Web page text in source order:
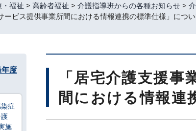
・福祉 > 高齢者福祉 > 介護指導班からの各種お知らせ >
ービス提供事業所間における情報連携の標準仕様」につい
「居宅介護支援
間における情報連
度
症
施